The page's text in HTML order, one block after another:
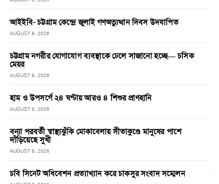
আইইবি- চট্টগ্রাম কেন্দ্রে জুলাই গণঅভ্যুত্থান দিবস উদযাপিত
AUGUST 8, 2026
চট্টগ্রাম নগরীর যোগাযোগ ব্যবস্থাকে ঢেলে সাজানো হচ্ছে— চসিক
মেয়র
AUGUST 8, 2026
হাম ও উপসর্গে ২৪ ঘণ্টায় আরও ৪ শিশুর প্রাণহানি
AUGUST 8, 2026
বন্যা পরবর্তী স্বাস্থ্যঝুঁকি মোকাবেলায় সীতাকুণ্ডে মানুষের পাশে
দাঁড়িয়েছে সুখী
AUGUST 8, 2026
চবি সিনেট অধিবেশন প্রত্যাখ্যান করে চাকসুর সংবাদ সম্মেলন